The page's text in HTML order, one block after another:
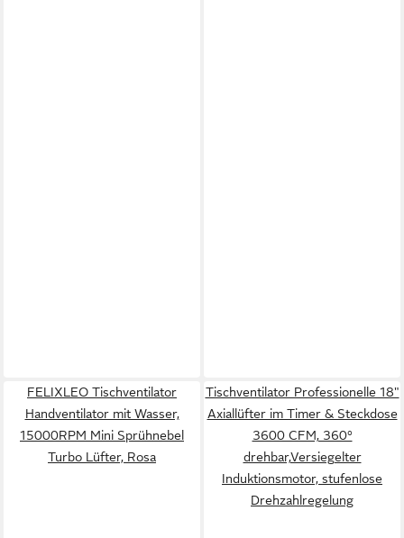
FELIXLEO Tischventilator
Handventilator mit Wasser,
15000RPM Mini Sprühnebel
Turbo Lüfter, Rosa
Tischventilator Professionelle 18"
Axiallüfter im Timer & Steckdose
3600 CFM, 360°
drehbar,Versiegelter
Induktionsmotor, stufenlose
Drehzahlregelung